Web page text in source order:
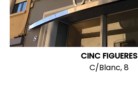
CINC FIGUERES
C/Blanc, 8